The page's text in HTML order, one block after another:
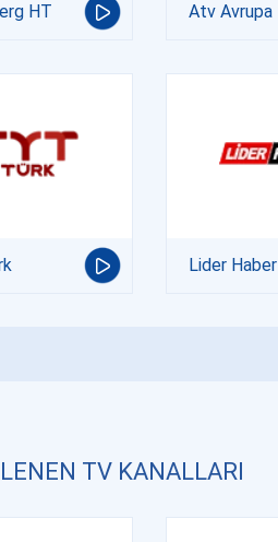
HT Atv Avrupa
Lider Haber
TV KANALLARI